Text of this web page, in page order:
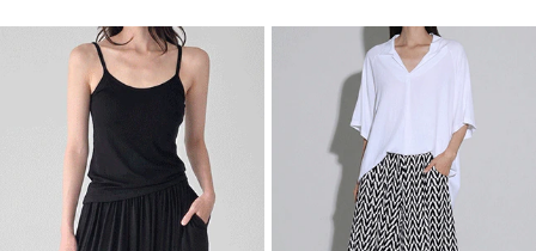
아이템으로 활용하기 좋아요~